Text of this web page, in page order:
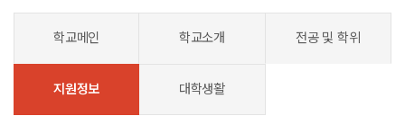
학교메인 학교소개 전공 및 학위
지원정보 대학생활